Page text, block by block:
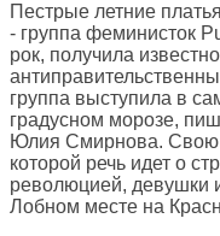
Пестрые летние
- группа феминисток
рок, получила
группа выступила в
градусном морозе,
Юлия Смирнова. Свою
которой речь идет о
революцией, девушки
Лобном месте на